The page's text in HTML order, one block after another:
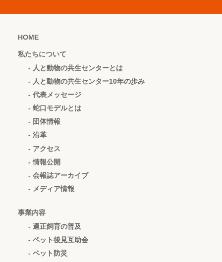
HOME
私たちについて
- 人と動物の共生センターとは
- 人と動物の共生センター10年の歩み
- 代表メッセージ
- 蛇口モデルとは
- 団体情報
- 沿革
- アクセス
- 情報公開
- 会報誌アーカイブ
- メディア情報
事業内容
- 適正飼育の普及
- ペット後見互助会
- ペット防災